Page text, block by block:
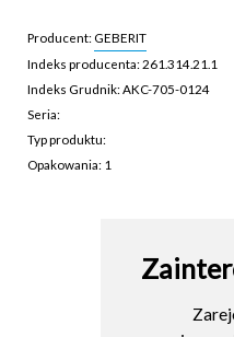
Producent: GEBERIT
Indeks producenta: 261.314.21.1
Indeks Grudnik: AKC-705-0124
Seria:
Typ produktu:
Opakowania: 1